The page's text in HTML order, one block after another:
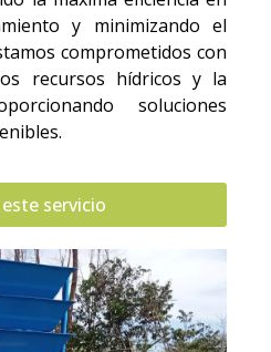
y minimizando el
comprometidos con
recursos hídricos y la
soluciones
servicio